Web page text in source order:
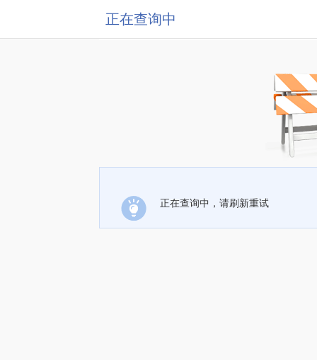
正在查询中
正在查询中，请刷新重试